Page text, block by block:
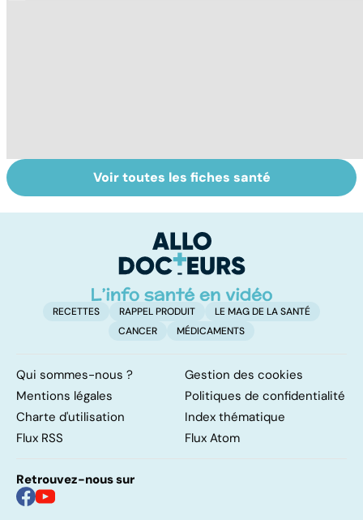
Tout savoir sur le
vitiligo
Le tramadol, un
médicament à
Voir toutes les fiches santé
RECETTES RAPPEL PRODUIT
LE MAG DE LA SANTÉ
CANCER
MÉDICAMENTS
Qui sommes-nous ?
Gestion des cookies
Mentions légales
Politiques de confidentialité
Charte d'utilisation
Index thématique
Flux RSS
Flux Atom
Retrouvez-nous sur